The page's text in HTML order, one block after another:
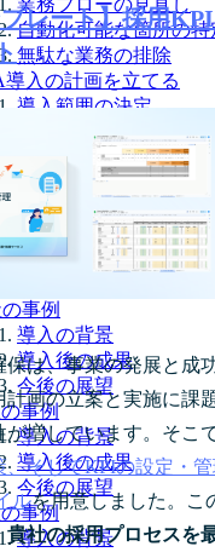
業務フローの見直し
自動化可能な箇所の特
無駄な業務の排除
導入の計画を立てる
導入範囲の決定
導入コストの見積もり
効果測定の方法
ト導入とフィードバック
小規模導入から始める
フィードバックの収集
改善点の洗い出し
事例
導入の背景
導入後の成果
今後の展望
事例
導入の背景
導入後の成果
今後の展望
事例
導入の背景
プレート】採用
保は、事業の発展と成
計画の立案と実施に課
増しています。そこで
、そしてKPIの設定・
ルを用意しました。こ
貴社の採用プロセスを